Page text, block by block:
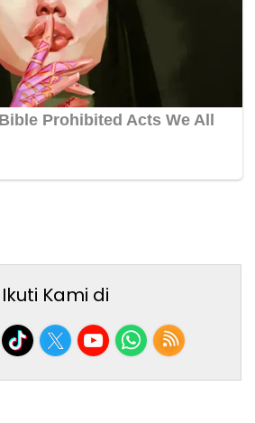
Ikuti Kami di